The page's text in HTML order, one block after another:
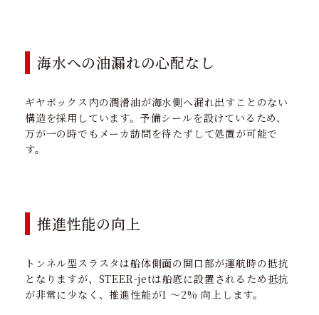
海水への油漏れの心配なし
ギヤボックス内の潤滑油が海水側へ漏れ出すことのない
構造を採用しています。予備シールを設けているため、
万が一の時でもメーカ訪問を待たずして処置が可能で
す。
推進性能の向上
トンネル型スラスタは船体側面の開口部が運航時の抵抗
となりますが、STEER-jetは船底に設置されるため抵抗
が非常に少なく、推進性能が1 〜2% 向上します。